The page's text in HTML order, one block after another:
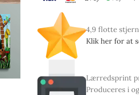
4,9 flotte
Klik her for at
Lærredsprint
Produceres i